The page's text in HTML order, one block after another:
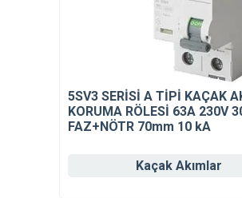
5SV3 SERİSİ A TİPİ KAÇAK
KORUMA RÖLESİ 63A 230V
FAZ+NÖTR 70mm 10 kA
Kaçak Akımlar